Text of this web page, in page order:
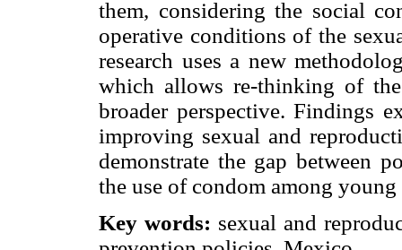
them, considering the social
operative conditions of the
research uses a new
which allows re-thinking of
broader perspective. Findings
improving sexual and
demonstrate the gap between
the use of condom among young
Key words: sexual and